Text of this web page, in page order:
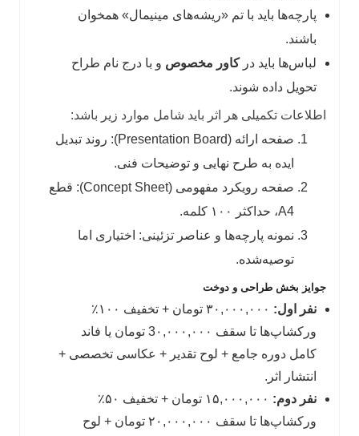
پارچه‌ها باید با تم «ریشه‌های مینیمال» همخوان
باشند.
لباس‌ها باید درکاور مخصوص و با درج نام طراح
تحویل داده شوند.
اطلاعات تکمیلی هر اثر باید شامل موارد زیر باشد:
صفحه ارائه (Presentation Board): روند تبدیل
ایده به طرح نهایی و توضیحات فنی.
صفحه رویکرد مفهومی (Concept Sheet): قطع
A4، حداکثر ۱۰۰ کلمه.
نمونه پارچه‌ها و عناصر تزئینی: اختیاری اما
توصیه‌شده.
جوایز بخش طراحی و دوخت
نفر اول:
۳۰,۰۰۰,۰۰۰ تومان + تخفیف ۱۰۰٪
ورکشاپ‌ها تا سقف 3۰,۰۰۰,۰۰۰ تومان یا فاند
کامل دوره جامع + لوح تقدیر + عکاسی تخصصی +
انتشار اثر.
نفر دوم:
۱۵,۰۰۰,۰۰۰ تومان + تخفیف ۵۰٪
ورکشاپ‌ها تا سقف ۲۰,۰۰۰,۰۰۰ تومان + لوح